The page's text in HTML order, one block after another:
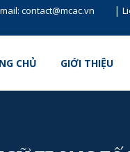
contact@mcac.vn |
CHỦ GIỚI THIỆU